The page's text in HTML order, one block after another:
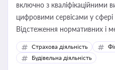
включно з кваліфікаційними
цифровими сервісами у сфері
Відстеження нормативних і
корисне для власника
бухгалтера під час
державного майна,
Страхова діяльність
Будівельна діяльність